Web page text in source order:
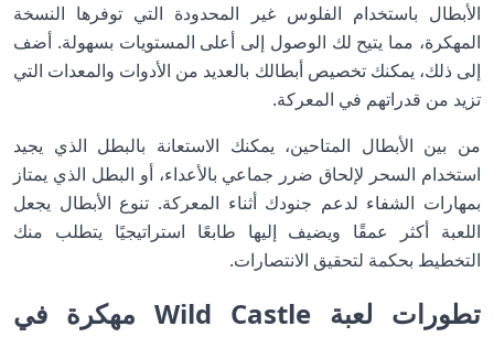
الأبطال باستخدام الفلوس غير المحدودة التي توفرها النسخة
المهكرة، مما يتيح لك الوصول إلى أعلى المستويات بسهولة. أضف
إلى ذلك، يمكنك تخصيص أبطالك بالعديد من الأدوات والمعدات التي
تزيد من قدراتهم في المعركة.
من بين الأبطال المتاحين، يمكنك الاستعانة بالبطل الذي يجيد
استخدام السحر لإلحاق ضرر جماعي بالأعداء، أو البطل الذي يمتاز
بمهارات الشفاء لدعم جنودك أثناء المعركة. تنوع الأبطال يجعل
اللعبة أكثر عمقًا ويضيف إليها طابعًا استراتيجيًا يتطلب منك
التخطيط بحكمة لتحقيق الانتصارات.
تطورات لعبة Wild Castle مهكرة في